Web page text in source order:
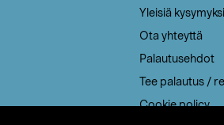
Yleisiä
Ota yhteyttä
Palautusehdot
Tee palautus /
Cookie policy